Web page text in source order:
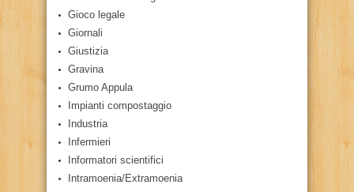
Gioco legale
Giornali
Giustizia
Gravina
Grumo Appula
Impianti compostaggio
Industria
Infermieri
Informatori scientifici
Intramoenia/Extramoenia